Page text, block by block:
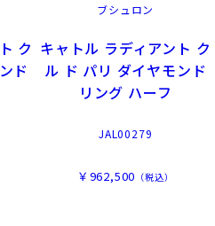
ク
ド
ブシュロン
キャトル ラディアント ク
ル ド パリ ダイヤモンド
リング ハーフ
JAL00279
￥962,500 （税込）